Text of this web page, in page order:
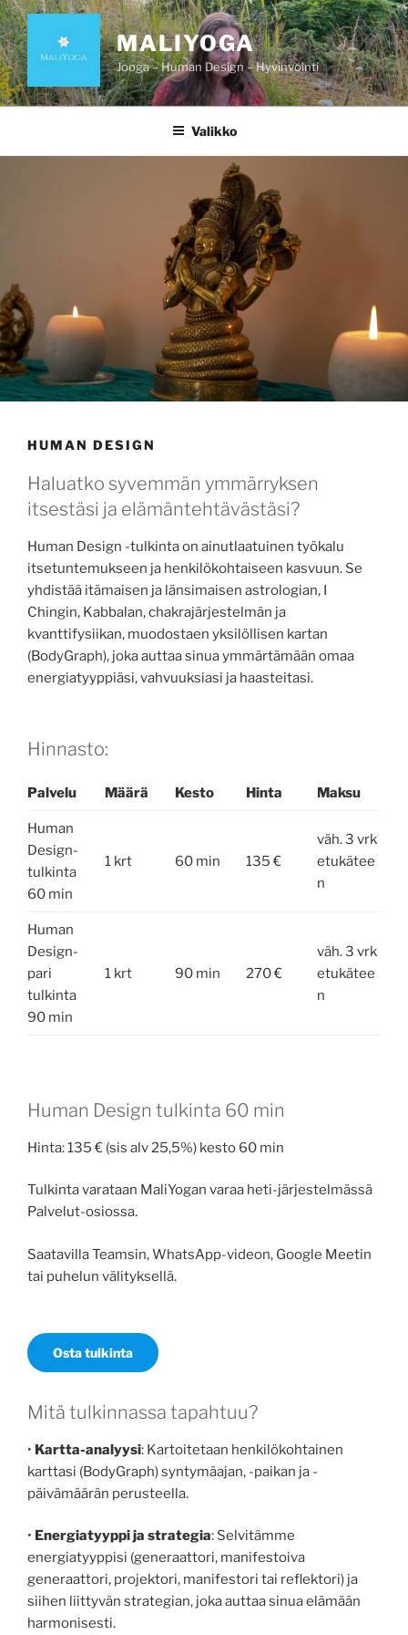
Siirry
sisältöön
MALIYOGA
Jooga – Human Design – Hyvinvointi
Valikko
HUMAN DESIGN
Haluatko syvemmän ymmärryksen
itsestäsi ja elämäntehtävästäsi?
Human Design -tulkinta on ainutlaatuinen työkalu
itsetuntemukseen ja henkilökohtaiseen kasvuun. Se
yhdistää itämaisen ja länsimaisen astrologian, I
Chingin, Kabbalan, chakrajärjestelmän ja
kvanttifysiikan, muodostaen yksilöllisen kartan
(BodyGraph), joka auttaa sinua ymmärtämään omaa
energiatyyppiäsi, vahvuuksiasi ja haasteitasi.
Hinnasto:
Palvelu Määrä Kesto Hinta Maksu
Human
Design-
tulkinta
60 min
1 krt 60 min 135 €
väh. 3 vrk
etukätee
n
Human
Design-
pari
tulkinta
90 min
1 krt 90 min 270 €
väh. 3 vrk
etukätee
n
Human Design tulkinta 60 min
Hinta: 135 € (sis alv 25,5%) kesto 60 min
Tulkinta varataan MaliYogan varaa heti-järjestelmässä
Palvelut-osiossa.
Saatavilla Teamsin, WhatsApp-videon, Google Meetin
tai puhelun välityksellä.
Osta tulkinta
Mitä tulkinnassa tapahtuu?
• Kartta-analyysi: Kartoitetaan henkilökohtainen
karttasi (BodyGraph) syntymäajan, -paikan ja -
päivämäärän perusteella.
• Energiatyyppi ja strategia: Selvitämme
energiatyyppisi (generaattori, manifestoiva
generaattori, projektori, manifestori tai reflektori) ja
siihen liittyvän strategian, joka auttaa sinua elämään
harmonisesti.